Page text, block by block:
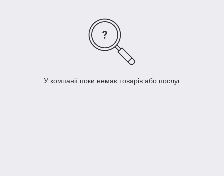
У компанії поки немає товарів або послуг